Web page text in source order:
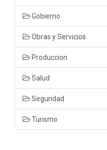
Gobierno
Obras y Servicios
Produccion
Salud
Seguridad
Turismo